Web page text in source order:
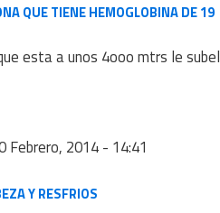
QUE TIENE HEMOGLOBINA DE 19
esta a unos 4ooo mtrs le
Febrero, 2014 - 14:41
Y RESFRIOS